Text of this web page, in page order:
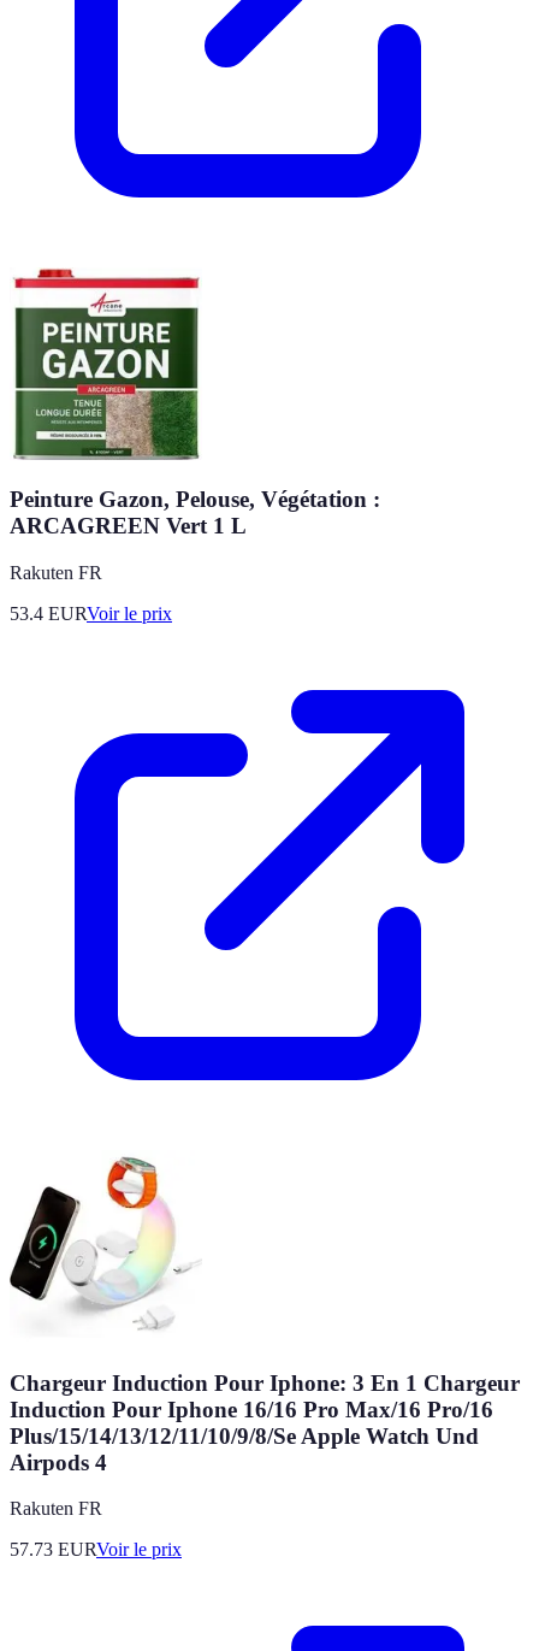
Peinture Gazon, Pelouse, Végétation :
ARCAGREEN Vert 1 L
Rakuten FR
53.4 EURVoir le prix
Chargeur Induction Pour Iphone: 3 En 1 Chargeur
Induction Pour Iphone 16/16 Pro Max/16 Pro/16
Plus/15/14/13/12/11/10/9/8/Se Apple Watch Und
Airpods 4
Rakuten FR
57.73 EURVoir le prix